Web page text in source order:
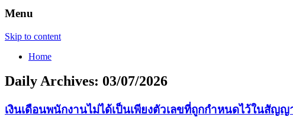
Menu
Skip to content
Home
Daily Archives: 03/07/2026
เงินเดือนพนักงานไม่ได้เป็นเพียงตัวเลขที่ถูกกำหนดไว้ในสัญญ